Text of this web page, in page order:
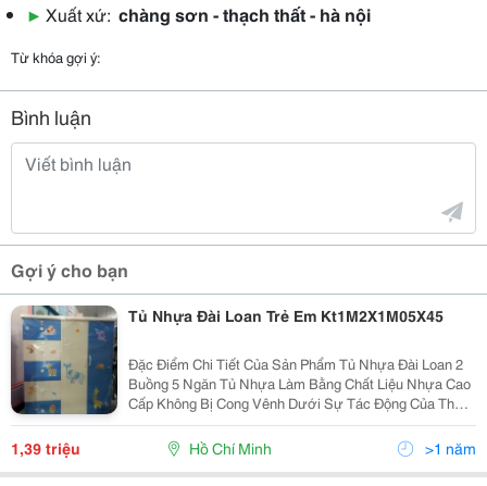
▶ Xuất xứ: chàng sơn - thạch thất - hà nội
Từ khóa gợi ý:
Bình luận
Gợi ý cho bạn
Tủ Nhựa Đài Loan Trẻ Em Kt1M2X1M05X45
Đặc Điểm Chi Tiết Của Sản Phẩm Tủ Nhựa Đài Loan 2
Buồng 5 Ngăn Tủ Nhựa Làm Bằng Chất Liệu Nhựa Cao
Cấp Không Bị Cong Vênh Dưới Sự Tác Động Của Thời
Tiết. Màu Của Tủ Được Trộn Lẫn Trực Tiếp Trong Quá
Trình Sản Xuất Nên Không Bị Phai Khi Sử Dụng Lâ
1,39 triệu Hồ Chí Minh >1 năm